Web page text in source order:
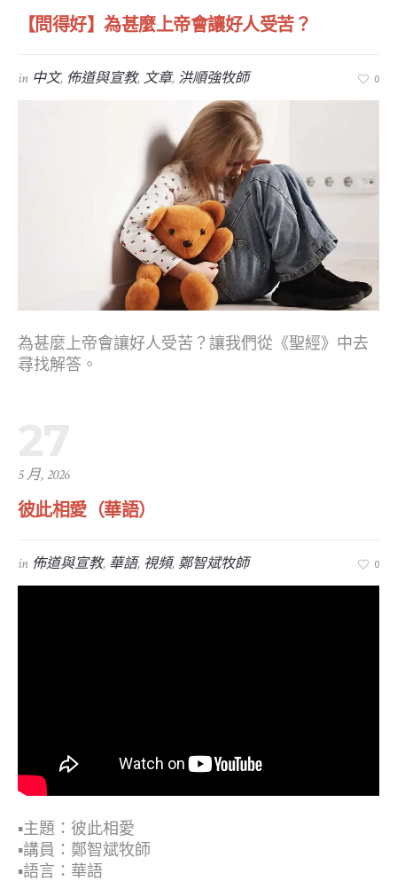
【問得好】為甚麼上帝會讓好人受苦？
in 中文, 佈道與宣教,文章, 洪順強牧師 0
為甚麼上帝會讓好人受苦？讓我們從《聖經》中去
尋找解答。
5 月, 2026
彼此相愛（華語）
in 佈道與宣教, 華語, 視頻,鄭智斌牧師 0
▪︎主題：彼此相愛
▪︎講員：鄭智斌牧師
▪︎語言：華語